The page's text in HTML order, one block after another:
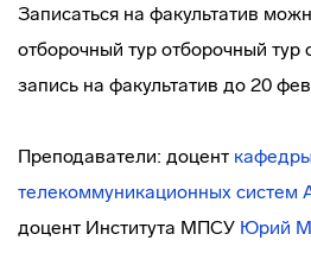
Записаться на факультатив
отборочный тур отборочный тур
запись на факультатив до 20
Преподаватели: доцент кафедры
телекоммуникационных систем
доцент Института МПСУ Юрий